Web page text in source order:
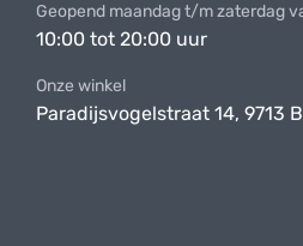
Geopend maandag t/m zaterdag
10:00 tot 20:00 uur
Onze winkel
Paradijsvogelstraat 14, 9713